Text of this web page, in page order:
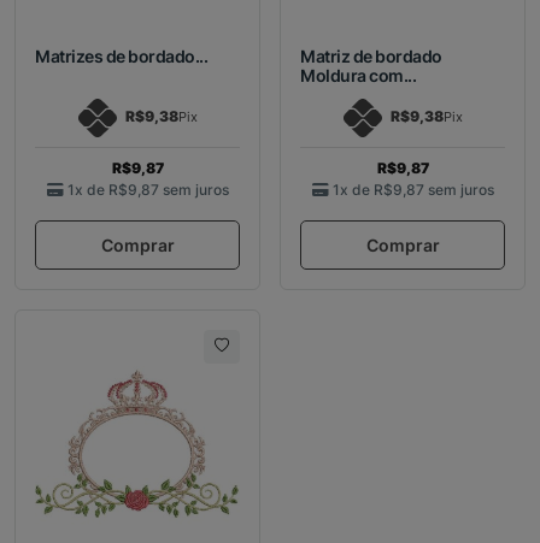
Matrizes de bordado...
R$9,38Pix
R$9,87
1x de R$9,87 sem juros
Comprar
Matriz de bordado
Moldura com...
R$9,38Pix
R$9,87
1x de R$9,87 sem juros
Comprar